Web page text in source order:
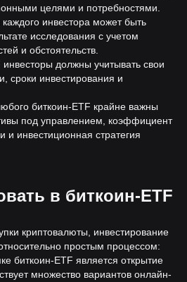
целями и потребностями.
инвестора может быть
исследования с учетом
и обстоятельств.
должны учитывать свои
сроки инвестирования и
биткоин-ETF крайне важны
под управлением, коэффициент
и инвестиционная стратегия
в биткоин-ETF
криптовалюты, инвестирование
простым процессом:
биткоин-ETF является открытие
множество вариантов онлайн-